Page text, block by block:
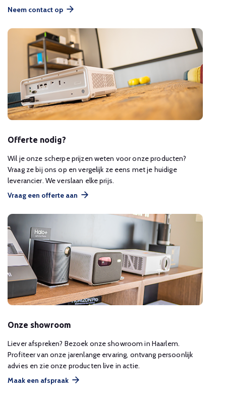
Neem contact op
Offerte nodig?
Wil je onze scherpe prijzen weten voor onze producten?
Vraag ze bij ons op en vergelijk ze eens met je huidige
leverancier. We verslaan elke prijs.
Vraag een offerte aan
Onze showroom
Liever afspreken? Bezoek onze showroom in Haarlem.
Profiteer van onze jarenlange ervaring, ontvang persoonlijk
advies en zie onze producten live in actie.
Maak een afspraak